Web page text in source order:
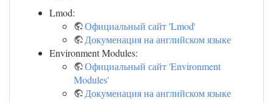
Lmod:
Официальный сайт 'Lmod'
Докуменация на английском языке
Environment Modules:
Официальный сайт 'Environment
Modules'
Докуменация на английском языке